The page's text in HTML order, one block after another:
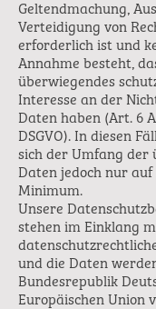
Geltendmachung,
Verteidigung von
erforderlich ist und
Annahme besteht,
überwiegendes
Interesse an der
Daten haben (Art. 6
DSGVO). In diesen
sich der Umfang der
Daten jedoch nur
Minimum.
Unsere
stehen im Einklang
und die Daten
Bundesrepublik
Europäischen Union